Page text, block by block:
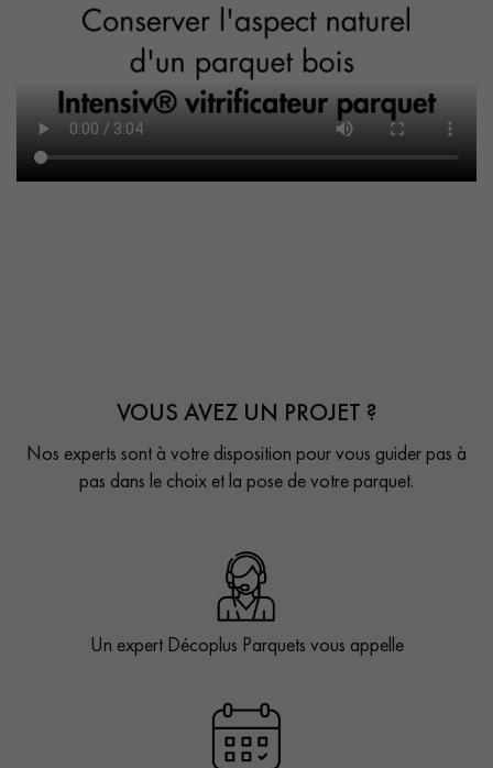
VOUS AVEZ UN PROJET ?
Nos experts sont à votre disposition pour vous guider pas à
pas dans le choix et la pose de votre parquet.
Un expert Décoplus Parquets vous appelle